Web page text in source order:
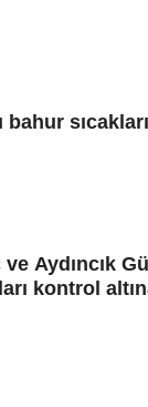
bahur
Aydıncık
kontrol